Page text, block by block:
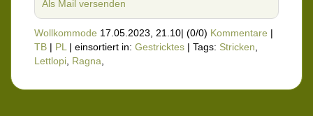
Als Mail versenden
Wollkommode 17.05.2023, 21.10| (0/0) Kommentare |
TB | PL| einsortiert in: Gestricktes | Tags: Stricken,
Lettlopi, Ragna,